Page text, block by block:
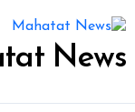
إلى
المحتوى
News